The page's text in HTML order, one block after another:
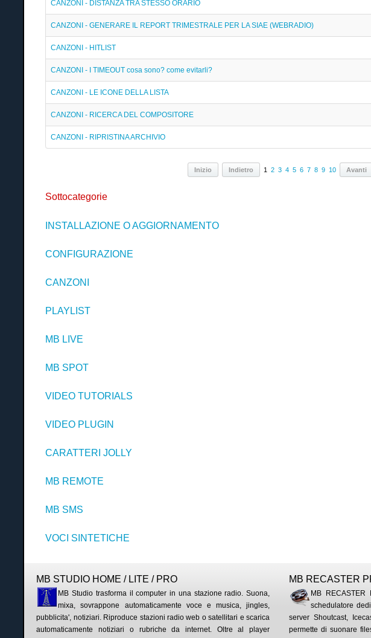
CANZONI - DISTANZA TRA STESSO ORARIO
CANZONI - GENERARE IL REPORT TRIMESTRALE PER LA SIAE (WEBRADIO)
CANZONI - HITLIST
CANZONI - I TIMEOUT cosa sono? come evitarli?
CANZONI - LE ICONE DELLA LISTA
CANZONI - RICERCA DEL COMPOSITORE
CANZONI - RIPRISTINA ARCHIVIO
Inizio Indietro 1 2 3 4 5 6 7 8 9 10 Avanti
Sottocategorie
INSTALLAZIONE O AGGIORNAMENTO
CONFIGURAZIONE
CANZONI
PLAYLIST
MB LIVE
MB SPOT
VIDEO TUTORIALS
VIDEO PLUGIN
CARATTERI JOLLY
MB REMOTE
MB SMS
VOCI SINTETICHE
MB STUDIO HOME / LITE / PRO
MB Studio trasforma il computer in una stazione radio. Suona,
mixa, sovrappone automaticamente voce e musica, jingles,
pubblicita', notiziari. Riproduce stazioni radio web o satellitari e scarica
automaticamente notiziari o rubriche da internet. Oltre al player
MB RECASTER
MB
schedulatore
server Shoutcast,
permette di suonare